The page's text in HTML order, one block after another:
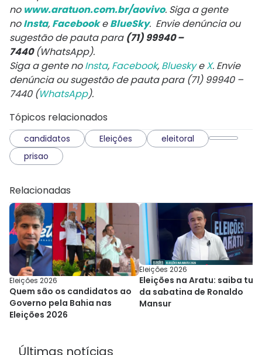
no www.aratuon.com.br/aovivo. Siga a gente
noInsta, FacebookeBlueSky. Envie denúncia ou
sugestão de pauta para (71) 99940 –
7440(WhatsApp).
Siga a gente noInsta, Facebook, BlueskyeX. Envie
denúncia ou sugestão de pauta para (71) 99940 –
7440 (WhatsApp).
Tópicos relacionados
candidatos Eleições
eleitoral
prisao
Relacionadas
Eleições 2026
Quem são os candidatos ao
Governo pela Bahia nas
Eleições 2026
Eleições 2026
Eleições na Aratu: saiba
da sabatina de Ronaldo
Mansur
Últimas notícias